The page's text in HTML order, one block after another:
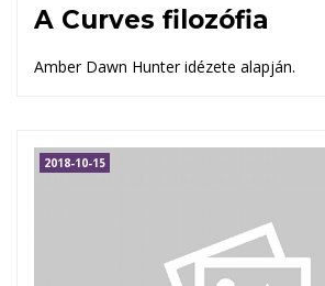
A Curves filozófia
Amber Dawn Hunter idézete alapján.
2018-10-15